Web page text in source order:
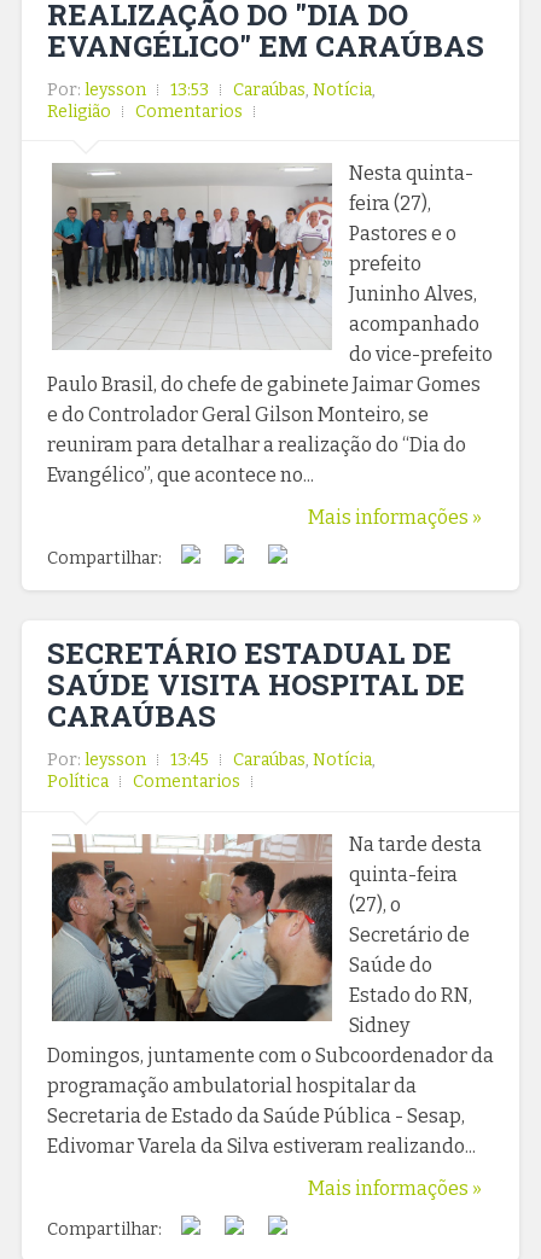
REALIZAÇÃO DO "DIA DO
EVANGÉLICO" EM CARAÚBAS
Por: leysson 13:53 Caraúbas, Notícia,
Religião
Comentarios
Nesta quinta-
feira (27),
Pastores e o
prefeito
Juninho Alves,
acompanhado
do vice-prefeito
Paulo Brasil, do chefe de gabinete Jaimar Gomes
e do Controlador Geral Gilson Monteiro, se
reuniram para detalhar a realização do “Dia do
Evangélico”, que acontece no...
Mais informações »
Compartilhar:
SECRETÁRIO ESTADUAL DE
SAÚDE VISITA HOSPITAL DE
CARAÚBAS
Por: leysson 13:45 Caraúbas, Notícia,
Política
Comentarios
Na tarde desta
quinta-feira
(27), o
Secretário de
Saúde do
Estado do RN,
Sidney
Domingos, juntamente com o Subcoordenador da
programação ambulatorial hospitalar da
Secretaria de Estado da Saúde Pública - Sesap,
Edivomar Varela da Silva estiveram realizando...
Mais informações »
Compartilhar: